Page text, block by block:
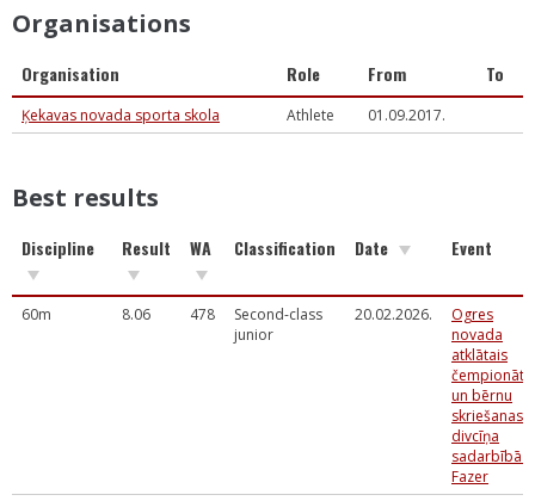
Organisations
Organisation Role From To
Ķekavas novada sporta skola Athlete 01.09.2017.
Best results
Discipline Result WA Classification Date Event
60m 8.06 478
Second-class
junior
20.02.2026.
Ogres
novada
atklātais
čempionāts
un bērnu
skriešanas
divcīņa
sadarbībā
Fazer